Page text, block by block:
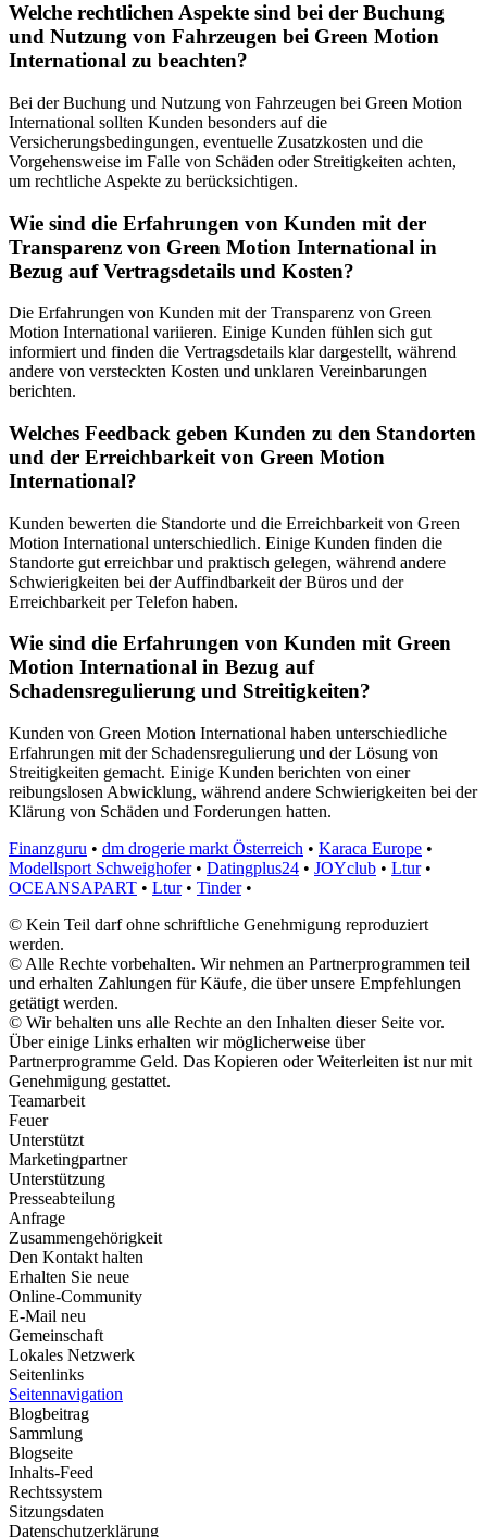
Welche rechtlichen Aspekte sind bei der Buchung
und Nutzung von Fahrzeugen bei Green Motion
International zu beachten?
Bei der Buchung und Nutzung von Fahrzeugen bei Green Motion
International sollten Kunden besonders auf die
Versicherungsbedingungen, eventuelle Zusatzkosten und die
Vorgehensweise im Falle von Schäden oder Streitigkeiten achten,
um rechtliche Aspekte zu berücksichtigen.
Wie sind die Erfahrungen von Kunden mit der
Transparenz von Green Motion International in
Bezug auf Vertragsdetails und Kosten?
Die Erfahrungen von Kunden mit der Transparenz von Green
Motion International variieren. Einige Kunden fühlen sich gut
informiert und finden die Vertragsdetails klar dargestellt, während
andere von versteckten Kosten und unklaren Vereinbarungen
berichten.
Welches Feedback geben Kunden zu den Standorten
und der Erreichbarkeit von Green Motion
International?
Kunden bewerten die Standorte und die Erreichbarkeit von Green
Motion International unterschiedlich. Einige Kunden finden die
Standorte gut erreichbar und praktisch gelegen, während andere
Schwierigkeiten bei der Auffindbarkeit der Büros und der
Erreichbarkeit per Telefon haben.
Wie sind die Erfahrungen von Kunden mit Green
Motion International in Bezug auf
Schadensregulierung und Streitigkeiten?
Kunden von Green Motion International haben unterschiedliche
Erfahrungen mit der Schadensregulierung und der Lösung von
Streitigkeiten gemacht. Einige Kunden berichten von einer
reibungslosen Abwicklung, während andere Schwierigkeiten bei der
Klärung von Schäden und Forderungen hatten.
Finanzguru • dm drogerie markt Österreich • Karaca Europe •
Modellsport Schweighofer• Datingplus24 • JOYclub • Ltur•
OCEANSAPART • Ltur• Tinder•
© Kein Teil darf ohne schriftliche Genehmigung reproduziert
werden.
© Alle Rechte vorbehalten. Wir nehmen an Partnerprogrammen teil
und erhalten Zahlungen für Käufe, die über unsere Empfehlungen
getätigt werden.
© Wir behalten uns alle Rechte an den Inhalten dieser Seite vor.
Über einige Links erhalten wir möglicherweise über
Partnerprogramme Geld. Das Kopieren oder Weiterleiten ist nur mit
Genehmigung gestattet.
Teamarbeit
Feuer
Unterstützt
Marketingpartner
Unterstützung
Presseabteilung
Anfrage
Zusammengehörigkeit
Den Kontakt halten
Erhalten Sie neue
Online-Community
E-Mail neu
Gemeinschaft
Lokales Netzwerk
Seitenlinks
Seitennavigation
Blogbeitrag
Sammlung
Blogseite
Inhalts-Feed
Rechtssystem
Sitzungsdaten
Datenschutzerklärung